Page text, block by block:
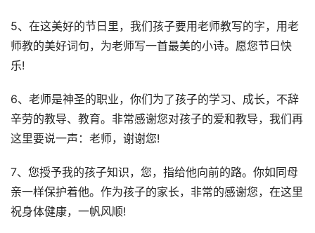
5、在这美好的节日里，我们孩子要用老师教写的字，用老
师教的美好词句，为老师写一首最美的小诗。愿您节日快
乐!
6、老师是神圣的职业，你们为了孩子的学习、成长，不辞
辛劳的教导、教育。非常感谢您对孩子的爱和教导，我们再
这里要说一声：老师，谢谢您!
7、您授予我的孩子知识，您，指给他向前的路。你如同母
亲一样保护着他。作为孩子的家长，非常的感谢您，在这里
祝身体健康，一帆风顺!